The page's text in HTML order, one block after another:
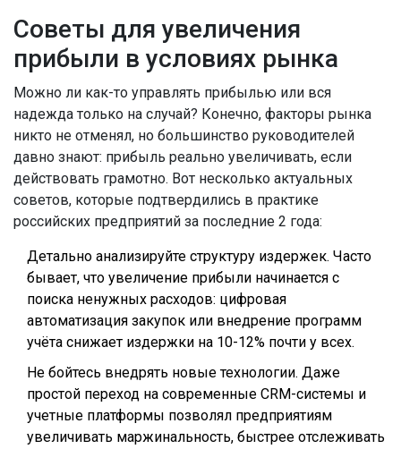
Советы для увеличения
прибыли в условиях рынка
Можно ли как-то управлять прибылью или вся
надежда только на случай? Конечно, факторы рынка
никто не отменял, но большинство руководителей
давно знают: прибыль реально увеличивать, если
действовать грамотно. Вот несколько актуальных
советов, которые подтвердились в практике
российских предприятий за последние 2 года:
Детально анализируйте структуру издержек. Часто
бывает, что увеличение прибыли начинается с
поиска ненужных расходов: цифровая
автоматизация закупок или внедрение программ
учёта снижает издержки на 10-12% почти у всех.
Не бойтесь внедрять новые технологии. Даже
простой переход на современные CRM-системы и
учетные платформы позволял предприятиям
увеличивать маржинальность, быстрее отслеживать